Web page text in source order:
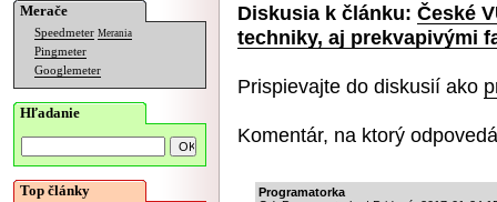
Merače
Speedmeter Merania
Pingmeter
Googlemeter
Hľadanie
Top články
Diskusia k článku: České
techniky, aj prekvapivými
Prispievajte do diskusií ako
Komentár, na ktorý
Programatorka